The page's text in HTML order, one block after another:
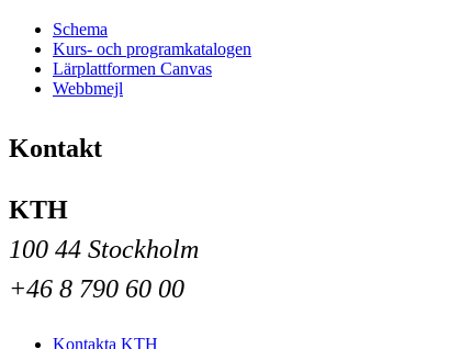
Schema
Kurs- och programkatalogen
Lärplattformen Canvas
Webbmejl
Kontakt
KTH
100 44 Stockholm
+46 8 790 60 00
Kontakta KTH